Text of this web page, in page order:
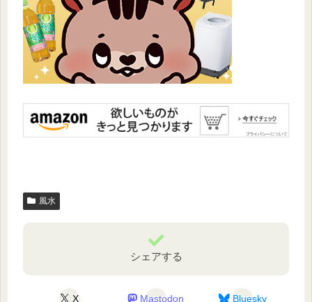
風水
シェアする
X Mastodon Bluesky